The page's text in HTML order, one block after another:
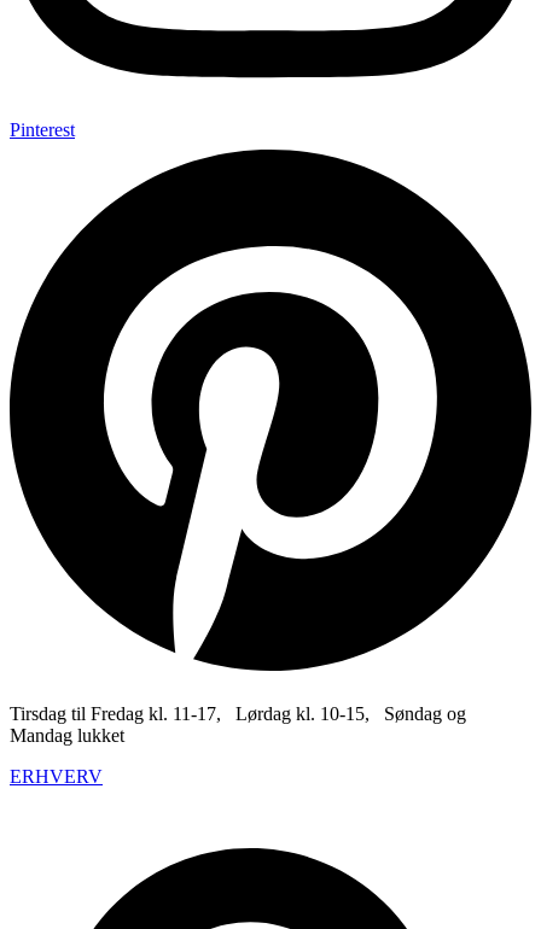
Pinterest
Tirsdag til Fredag kl. 11-17, Lørdag kl. 10-15, Søndag og
Mandag lukket
ERHVERV